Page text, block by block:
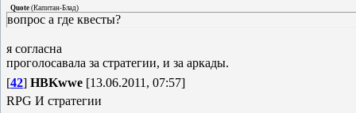
Quote (Капитан-Блад)
вопрос а где квесты?
я согласна
проголосавала за стратегии, и за аркады.
[42] HBKwwe [13.06.2011, 07:57]
RPG И стратегии